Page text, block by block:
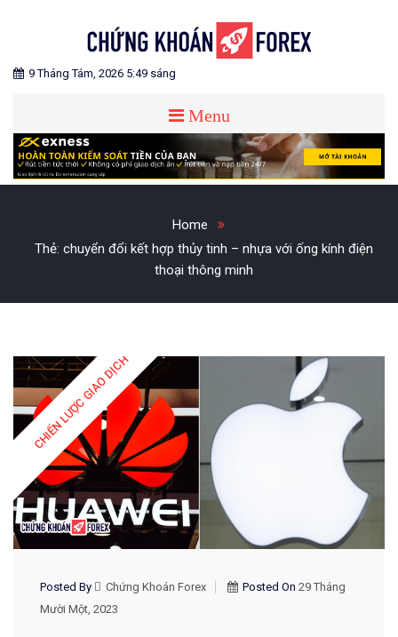
CHỨNG KHOÁN FOREX
Blog chia sẻ về Chứng Khoán và Forex
9 Tháng Tám, 2026 5:49 sáng
Menu
Home
Thẻ: chuyển đổi kết hợp thủy tinh – nhựa với ống kính điện
thoại thông minh
CHIẾN LƯỢC GIAO DỊCH
Posted By Chứng Khoán Forex Posted On 29 Tháng
Mười Một, 2023